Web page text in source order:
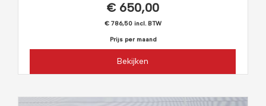
€ 650,00
€ 786,50 incl. BTW
Prijs per maand
Bekijken